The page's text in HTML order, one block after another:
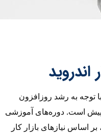
توجه به رشد روزافزون
پیش است. دوره‌های آموزشی
اساس نیازهای بازار کار